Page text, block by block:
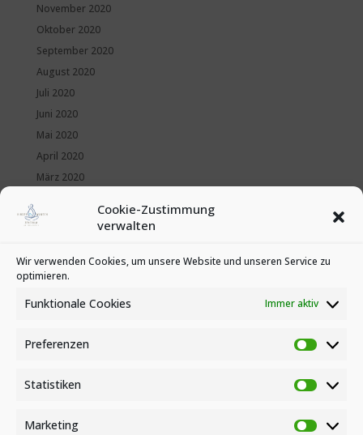
Cookie-Zustimmung
verwalten
Wir verwenden Cookies, um unsere Website und unseren Service zu
optimieren.
Funktionale Cookies Immer aktiv
Preferenzen
Statistiken
Marketing Marketing
November 2020
Oktober 2020
September 2020
August 2020
Juli 2020
Juni 2020
Mai 2020
April 2020
März 2020
Januar 2020
Kategorien
News
Veranstaltungen